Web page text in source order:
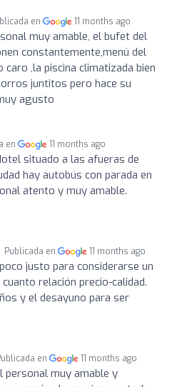
en 11 months ago
muy amable, el bufet del
constantemente,menú del
,la piscina climatizada bien
juntitos pero hace su
agusto
en 11 months ago
situado a las afueras de
hay autobús con parada en
atento y muy amable.
Publicada en 11 months ago
justo para considerarse un
relación precio-calidad.
y el desayuno para ser
en 11 months ago
personal muy amable y